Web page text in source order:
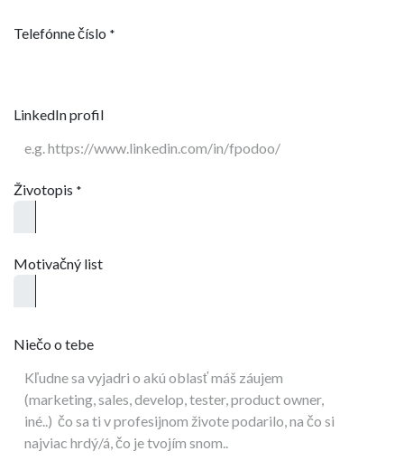
Telefónne číslo *
LinkedIn profil
Životopis *
Motivačný list
Niečo o tebe